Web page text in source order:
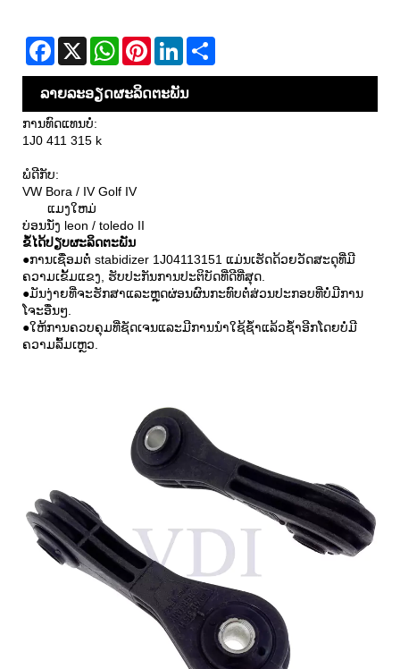
Facebook
X WhatsAppPinterestLinkedIn
ລາຍ​ລະ​ອຽດ​ຜະ​ລິດ​ຕະ​ພັນ
ການທົດແທນບໍ່:
1J0 411 315 k
ພໍດີກັບ:
VW Bora / IV Golf IV
ແມງໃຫມ່
ບ່ອນນັ່ງ leon / toledo II
ຂໍ້ໄດ້ປຽບຜະລິດຕະພັນ
●ການເຊື່ອມຕໍ່ stabidizer 1J04113151 ແມ່ນເຮັດດ້ວຍວັດສະດຸທີ່ມີ
ຄວາມເຂັ້ມແຂງ, ຮັບປະກັນການປະຕິບັດທີ່ດີທີ່ສຸດ.
●ມັນງ່າຍທີ່ຈະຮັກສາແລະຫຼຸດຜ່ອນຜົນກະທົບຕໍ່ສ່ວນປະກອບທີ່ບໍ່ມີການ
ໂຈະອື່ນໆ.
●ໃຫ້ການຄວບຄຸມທີ່ຊັດເຈນແລະມີການນໍາໃຊ້ຊ້ໍາແລ້ວຊ້ໍາອີກໂດຍບໍ່ມີ
ຄວາມລົ້ມເຫຼວ.